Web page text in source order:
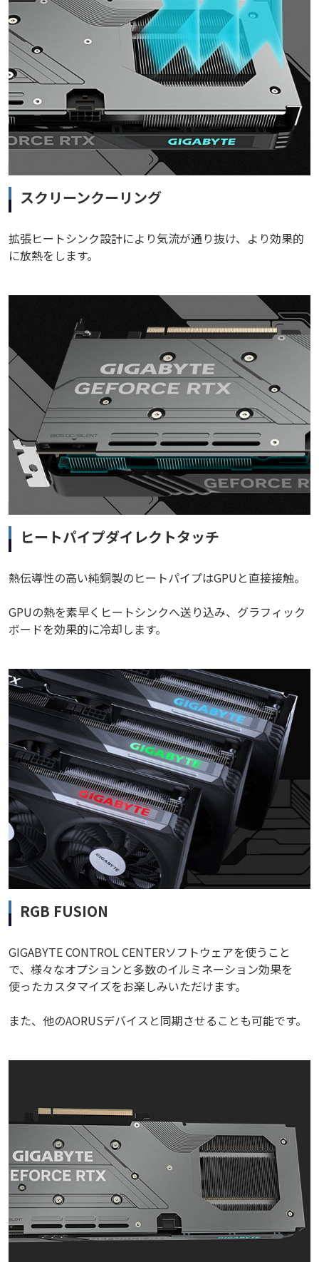
スクリーンクーリング
拡張ヒートシンク設計により気流が通り抜け、より効果的
に放熱をします。
ヒートパイプダイレクトタッチ
熱伝導性の高い純銅製のヒートパイプはGPUと直接接触。
GPUの熱を素早くヒートシンクへ送り込み、グラフィック
ボードを効果的に冷却します。
RGB FUSION
GIGABYTE CONTROL CENTERソフトウェアを使うこと
で、様々なオプションと多数のイルミネーション効果を
使ったカスタマイズをお楽しみいただけます。
また、他のAORUSデバイスと同期させることも可能です。